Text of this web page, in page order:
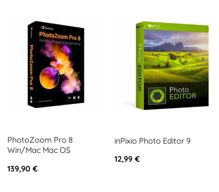
PhotoZoom Pro 8
Win/Mac Mac OS
139,90 €
inPixio Photo Editor 9
12,99 €